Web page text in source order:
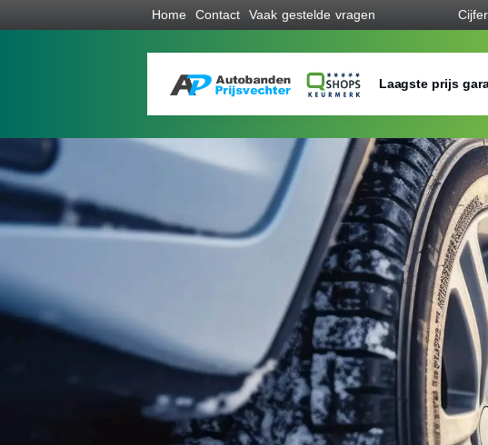
Home Contact Vaak gestelde vragen
Laagste prijs